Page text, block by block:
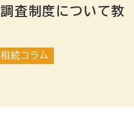
査制度について教
相続コラム